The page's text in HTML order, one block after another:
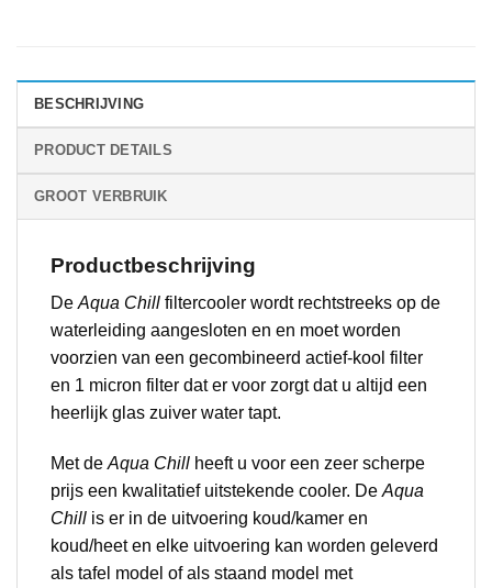
BESCHRIJVING
PRODUCT DETAILS
GROOT VERBRUIK
Productbeschrijving
DeAqua Chill filtercooler wordt rechtstreeks op de
waterleiding aangesloten en en moet worden
voorzien van een gecombineerd actief-kool filter
en 1 micron filter dat er voor zorgt dat u altijd een
heerlijk glas zuiver water tapt.
Met de Aqua Chill heeft u voor een zeer scherpe
prijs een kwalitatief uitstekende cooler. De Aqua
Chill is er in de uitvoering koud/kamer en
koud/heet en elke uitvoering kan worden geleverd
als tafel model of als staand model met